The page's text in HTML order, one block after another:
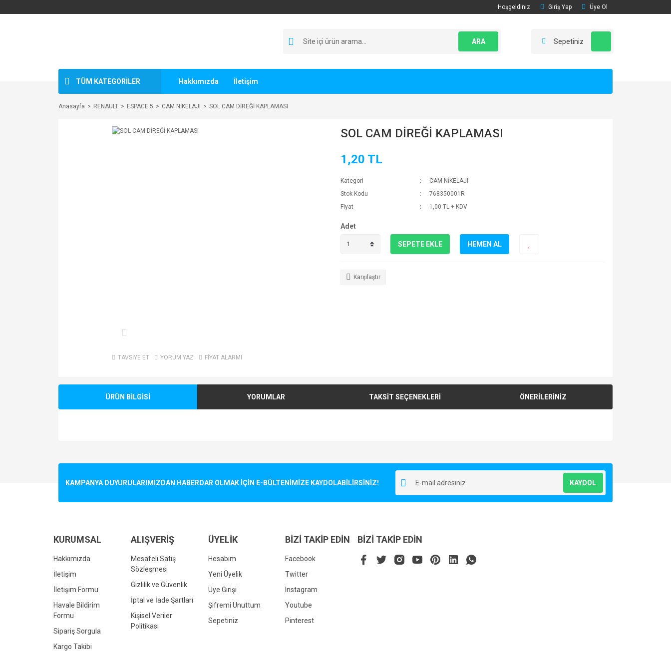
Hoşgeldiniz Giriş Yap Üye Ol
ARA Sepetiniz
TÜM KATEGORİLER Hakkımızda İletişim
Anasayfa RENAULT ESPACE 5 CAM NİKELAJI SOL CAM DİREĞİ KAPLAMASI
TAVSİYE ET YORUM YAZ FİYAT ALARMI
SOL CAM DİREĞİ KAPLAMASI
1,20 TL
Kategori
CAM NİKELAJI
Stok Kodu
768350001R
Fiyat
1,00 TL + KDV
Adet
SEPETE EKLE HEMEN AL
Karşılaştır
ÜRÜN BİLGİSİ YORUMLAR TAKSİT SEÇENEKLERİ ÖNERİLERİNİZ
Ürün resmi kalitesiz, bozuk veya görüntülenemiyor.
Bu ürüne benzer farklı alternatifler olmalı.
KAMPANYA DUYURULARIMIZDAN HABERDAR OLMAK İÇİN E-BÜLTENİMİZE KAYDOLABİLİRSİNİZ! KAYDOL
KURUMSAL
Hakkımızda
İletişim
İletişim Formu
Havale Bildirim
Formu
Sipariş Sorgula
Kargo Takibi
ALIŞVERİŞ
Mesafeli Satış
Sözleşmesi
Gizlilik ve Güvenlik
İptal ve İade Şartları
Kişisel Veriler
Politikası
ÜYELİK
Hesabım
Yeni Üyelik
Üye Girişi
Şifremi Unuttum
Sepetiniz
BİZİ TAKİP EDİN
Facebook
Twitter
Instagram
Youtube
Pinterest
BİZİ TAKİP EDİN